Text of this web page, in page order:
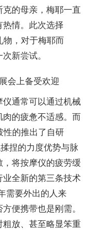
的母亲，梅耶一直
情。此次选择
物，对于梅耶而
新尝试。
会上备受欢迎
通常可以通过机械
的疲惫不适感。而
性的推出了自研
捏的力度优势与脉
将按摩仪的疲劳缓
全新的第三条技术
需要外出的人来
便携带也是刚需。
放、甚至略显笨重